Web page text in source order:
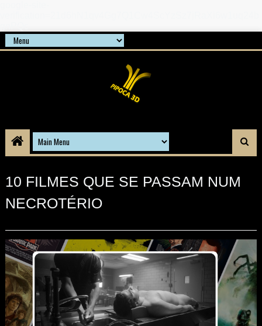
10 FILMES QUE SE PASSAM NUM
NECROTÉRIO